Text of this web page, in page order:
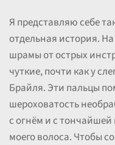
Я представляю себе
отдельная история.
шрамы от острых
чуткие, почти как у
Брайля. Эти пальцы
шероховатость
с огнём и с
моего волоса. Чтобы